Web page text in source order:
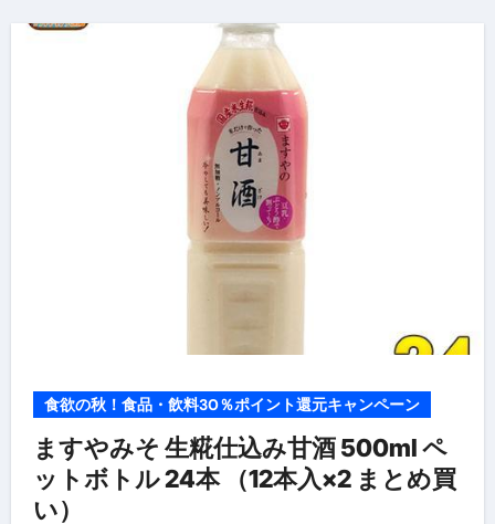
食欲の秋！食品・飲料30％ポイント還元キャンペーン
ますやみそ 生糀仕込み甘酒 500ml ペ
ットボトル 24本 （12本入×2 まとめ買
い）